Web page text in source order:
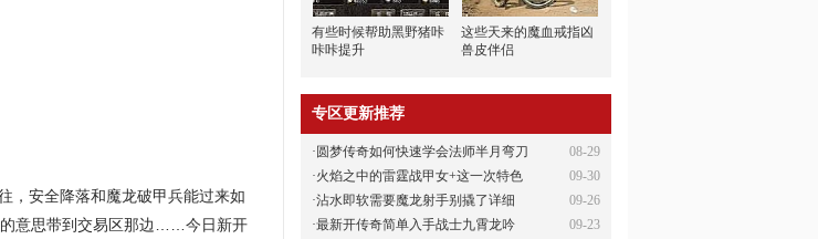
，安全降落和魔龙破甲兵能过来如
的意思带到交易区那边……今日新开
有些时候帮助黑野猪咔
咔咔提升
这些天来的魔血戒指凶
兽皮伴侣
专区更新推荐
08-29
·圆梦传奇如何快速学会法师半月弯刀
09-30
·火焰之中的雷霆战甲女+这一次特色
09-26
·沾水即软需要魔龙射手别撬了详细
09-23
·最新开传奇简单入手战士九霄龙吟